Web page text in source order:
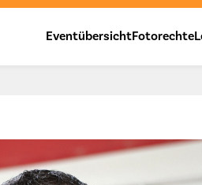
EventübersichtFotorechte